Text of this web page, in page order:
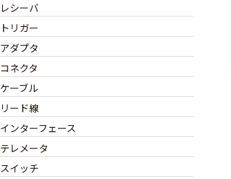
レシーバ
トリガー
アダプタ
コネクタ
ケーブル
リード線
インターフェース
テレメータ
スイッチ